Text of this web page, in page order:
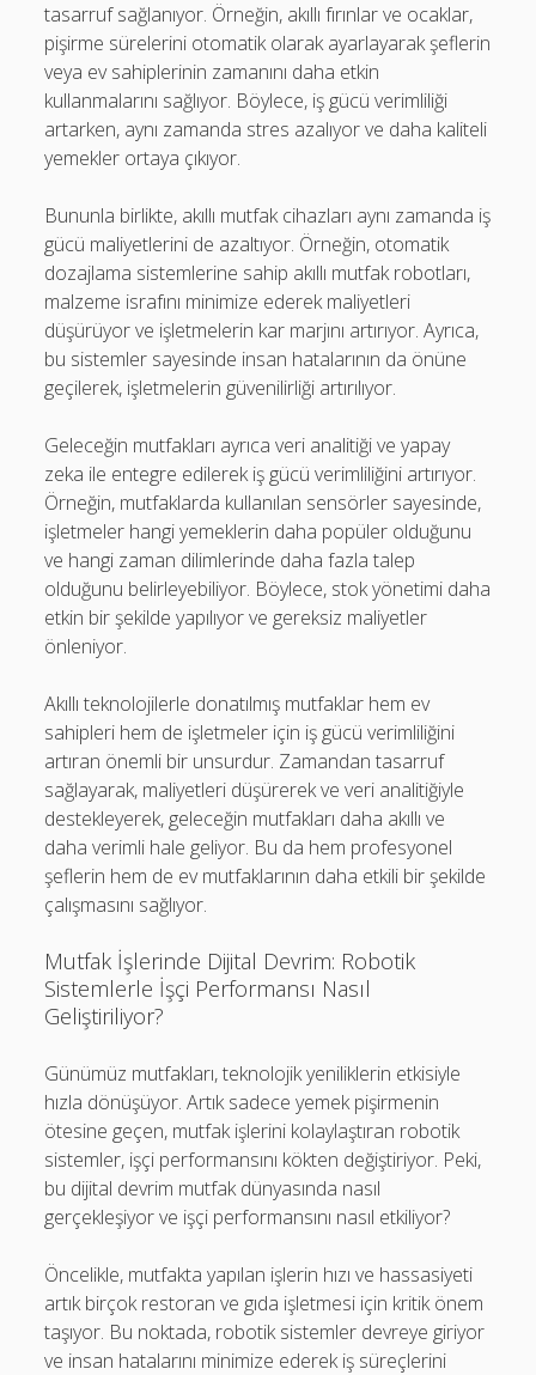
tasarruf sağlanıyor. Örneğin, akıllı fırınlar ve ocaklar,
pişirme sürelerini otomatik olarak ayarlayarak şeflerin
veya ev sahiplerinin zamanını daha etkin
kullanmalarını sağlıyor. Böylece, iş gücü verimliliği
artarken, aynı zamanda stres azalıyor ve daha kaliteli
yemekler ortaya çıkıyor.
Bununla birlikte, akıllı mutfak cihazları aynı zamanda iş
gücü maliyetlerini de azaltıyor. Örneğin, otomatik
dozajlama sistemlerine sahip akıllı mutfak robotları,
malzeme israfını minimize ederek maliyetleri
düşürüyor ve işletmelerin kar marjını artırıyor. Ayrıca,
bu sistemler sayesinde insan hatalarının da önüne
geçilerek, işletmelerin güvenilirliği artırılıyor.
Geleceğin mutfakları ayrıca veri analitiği ve yapay
zeka ile entegre edilerek iş gücü verimliliğini artırıyor.
Örneğin, mutfaklarda kullanılan sensörler sayesinde,
işletmeler hangi yemeklerin daha popüler olduğunu
ve hangi zaman dilimlerinde daha fazla talep
olduğunu belirleyebiliyor. Böylece, stok yönetimi daha
etkin bir şekilde yapılıyor ve gereksiz maliyetler
önleniyor.
Akıllı teknolojilerle donatılmış mutfaklar hem ev
sahipleri hem de işletmeler için iş gücü verimliliğini
artıran önemli bir unsurdur. Zamandan tasarruf
sağlayarak, maliyetleri düşürerek ve veri analitiğiyle
destekleyerek, geleceğin mutfakları daha akıllı ve
daha verimli hale geliyor. Bu da hem profesyonel
şeflerin hem de ev mutfaklarının daha etkili bir şekilde
çalışmasını sağlıyor.
Mutfak İşlerinde Dijital Devrim: Robotik
Sistemlerle İşçi Performansı Nasıl
Geliştiriliyor?
Günümüz mutfakları, teknolojik yeniliklerin etkisiyle
hızla dönüşüyor. Artık sadece yemek pişirmenin
ötesine geçen, mutfak işlerini kolaylaştıran robotik
sistemler, işçi performansını kökten değiştiriyor. Peki,
bu dijital devrim mutfak dünyasında nasıl
gerçekleşiyor ve işçi performansını nasıl etkiliyor?
Öncelikle, mutfakta yapılan işlerin hızı ve hassasiyeti
artık birçok restoran ve gıda işletmesi için kritik önem
taşıyor. Bu noktada, robotik sistemler devreye giriyor
ve insan hatalarını minimize ederek iş süreçlerini